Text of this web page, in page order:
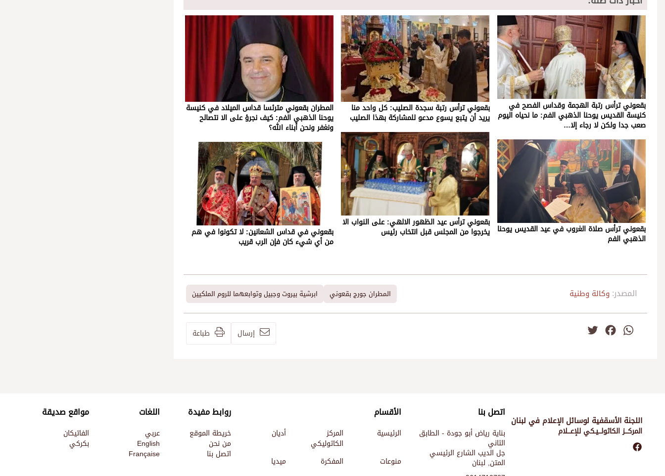
بقعوني ترأس رتبة الهجمة وقداس الفصح في
كنيسة القديس يوحنا الذهبي الفم: ما نحياه اليوم
صعب جدا ولكن لا رجاء إلا…
بقعوني ترأس صلاة الغروب في عيد القديس يوحنا
الذهبي الفم
بقعوني ترأس رتبة سجدة الصليب: كل واحد منا
يريد أن يتبع يسوع مدعو للمشاركة بهذا الصليب
بقعوني ترأس عيد الظهور الالهي: على النواب الا
يخرجوا من المجلس قبل انتخاب رئيس
المطران بقعوني مترئسا قداس الميلاد في كنيسة
يوحنا الذهبي الفم: كيف نجرؤ على الا نتصالح
ونغفر ونحن أبناء الله؟
بقعوني في قداس الشعانين: لا تكونوا في هم
من أي شيء كان فإن الرب قريب
المصدر: وكالة وطنية المطران جورج بقعوني ابرشية بيروت وجبيل وتوابعهما للروم الملكيين
WhatsApp
Facebook إرسال طباعة
اللجنة الأسقفية لوسائل الإعلام في لبنان
المركـــز الكاثولـــيـكي للإعـــلام
اتصل بنا
بناية رياض أبو جودة - الطابق
الثاني
جل الديب الشارع الرئيسي
المتن, لبنان
الأقسام
الرئيسية المركز
الكاثوليكي
أديان
منوعات المفكرة
ميديا
روابط مفيدة
خريطة الموقع
من نحن
اتصل بنا
اللغات
عربي
English
Française
مواقع صديقة
الفاتيكان
بكركي